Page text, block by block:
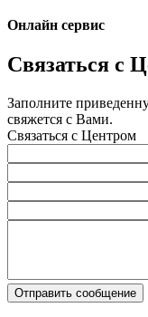
Онлайн сервис
Связаться с
Заполните
свяжется с Вами.
Связаться с Центром